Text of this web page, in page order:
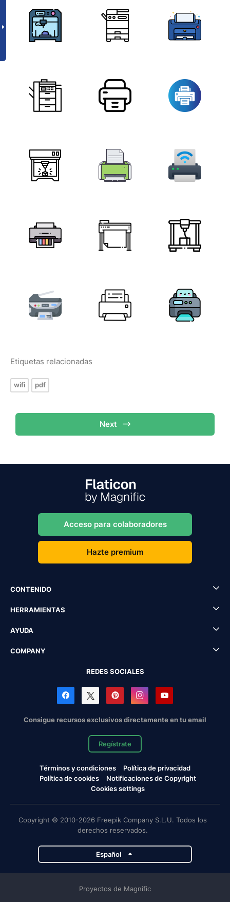
Etiquetas relacionadas
wifi pdf
Next
Acceso para colaboradores
Hazte premium
CONTENIDO
HERRAMIENTAS
AYUDA
COMPANY
REDES SOCIALES
Consigue recursos exclusivos directamente en tu email
Regístrate
Términos y condiciones
Política de privacidad
Política de cookies
Notificaciones de Copyright
Cookies settings
Copyright © 2010-2026 Freepik Company S.L.U. Todos los
derechos reservados.
Español
Proyectos de Magnific